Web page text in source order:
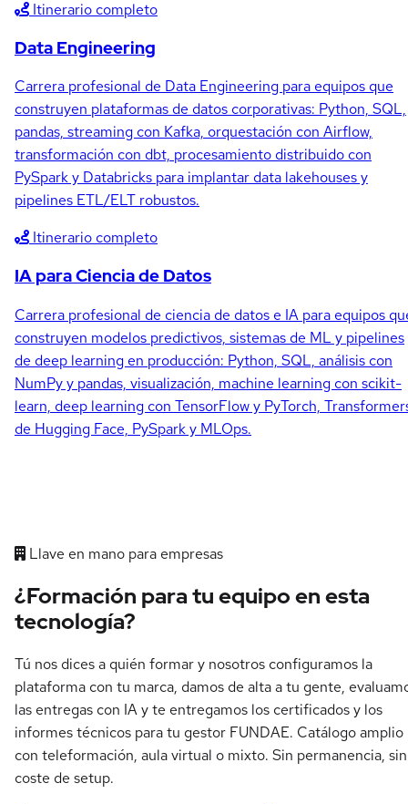
Itinerario completo
Data Engineering
Carrera profesional de Data Engineering para equipos que
construyen plataformas de datos corporativas: Python, SQL,
pandas, streaming con Kafka, orquestación con Airflow,
transformación con dbt, procesamiento distribuido con
PySpark y Databricks para implantar data lakehouses y
pipelines ETL/ELT robustos.
Itinerario completo
IA para Ciencia de Datos
Carrera profesional de ciencia de datos e IA para equipos
construyen modelos predictivos, sistemas de ML y pipelines
de deep learning en producción: Python, SQL, análisis con
NumPy y pandas, visualización, machine learning con scikit-
learn, deep learning con TensorFlow y PyTorch,
de Hugging Face, PySpark y MLOps.
Llave en mano para empresas
¿Formación para tu equipo en esta
tecnología?
Tú nos dices a quién formar y nosotros configuramos la
plataforma con tu marca, damos de alta a tu gente,
las entregas con IA y te entregamos los certificados y los
informes técnicos para tu gestor FUNDAE. Catálogo amplio
con teleformación, aula virtual o mixto. Sin permanencia, sin
coste de setup.